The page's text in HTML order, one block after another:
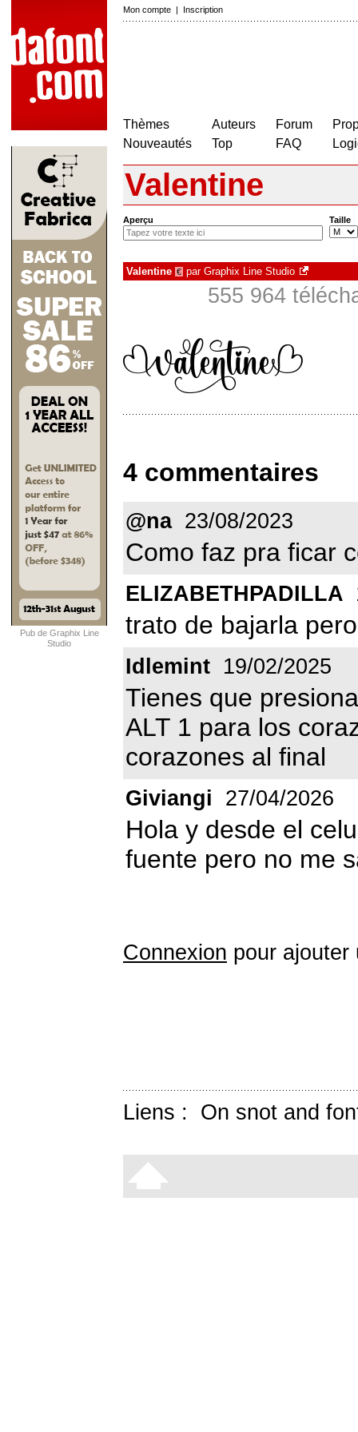
Mon compte | Inscription
Thèmes
Nouveautés
Auteurs
Top
Forum
FAQ
Pub de Graphix Line
Studio
Valentine
Aperçu Taille
Valentine € par Graphix Line Studio
555 964
4 commentaires
@na 23/08/2023
Como faz pra ficar
ELIZABETHPADILLA
trato de bajarla
Idlemint 19/02/2025
Tienes que
ALT 1 para los
corazones al final
Giviangi 27/04/2026
Hola y desde el
fuente pero no me
Connexion pour ajouter
Liens : On snot and